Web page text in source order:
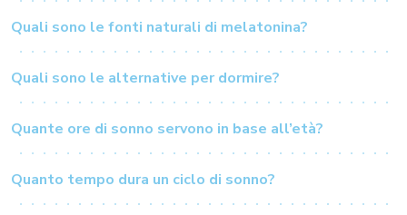
Quali sono le fonti naturali di melatonina?
Quali sono le alternative per dormire?
Quante ore di sonno servono in base all’età?
Quanto tempo dura un ciclo di sonno?